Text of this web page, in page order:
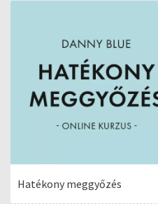
Hatékony meggyőzés